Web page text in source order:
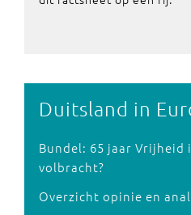
Duitsland in
Bundel: 65 jaar Vrijheid
volbracht?
Overzicht opinie en